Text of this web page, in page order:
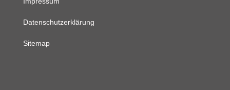
Datenschutzerklärung
Sitemap